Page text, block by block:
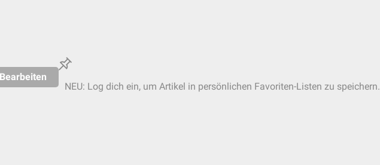
NEU: Log dich ein, um Artikel in persönlichen Favoriten-Listen zu speichern.